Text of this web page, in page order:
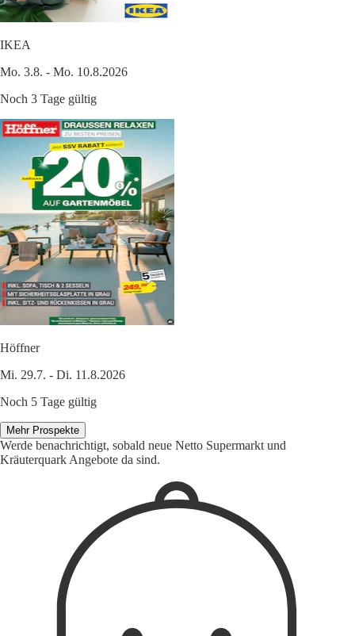
IKEA
Mo. 3.8. - Mo. 10.8.2026
Noch 3 Tage gültig
Höffner
Mi. 29.7. - Di. 11.8.2026
Noch 5 Tage gültig
Mehr Prospekte
Werde benachrichtigt, sobald neue Netto Supermarkt und
Kräuterquark Angebote da sind.